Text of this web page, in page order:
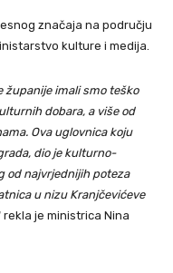
značaja na području
kulture i medija.
županije imali smo teško
dobara, a više od
Ova uglovnica koju
dio je kulturno-
od najvrjednijih poteza
u nizu Kranjčevićeve
rekla je ministrica Nina